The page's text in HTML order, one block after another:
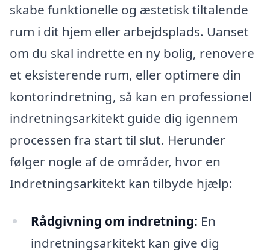
skabe funktionelle og æstetisk tiltalende
rum i dit hjem eller arbejdsplads. Uanset
om du skal indrette en ny bolig, renovere
et eksisterende rum, eller optimere din
kontorindretning, så kan en professionel
indretningsarkitekt guide dig igennem
processen fra start til slut. Herunder
følger nogle af de områder, hvor en
Indretningsarkitekt kan tilbyde hjælp:
Rådgivning om indretning: En
indretningsarkitekt kan give dig